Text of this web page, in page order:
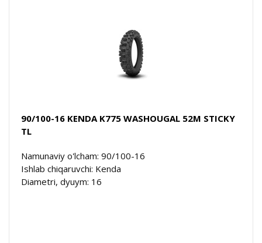
90/100-16 KENDA K775 WASHOUGAL 52M STICKY
TL
Namunaviy o'lcham: 90/100-16
Ishlab chiqaruvchi: Kenda
Diametri, dyuym: 16